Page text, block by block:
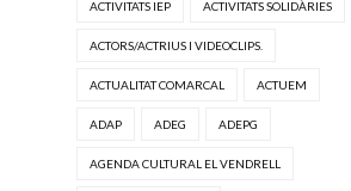
ACTIVITATS IEP ACTIVITATS SOLIDÀRIES
ACTORS/ACTRIUS I VIDEOCLIPS.
ACTUALITAT COMARCAL ACTUEM
ADAP ADEG ADEPG
AGENDA CULTURAL EL VENDRELL